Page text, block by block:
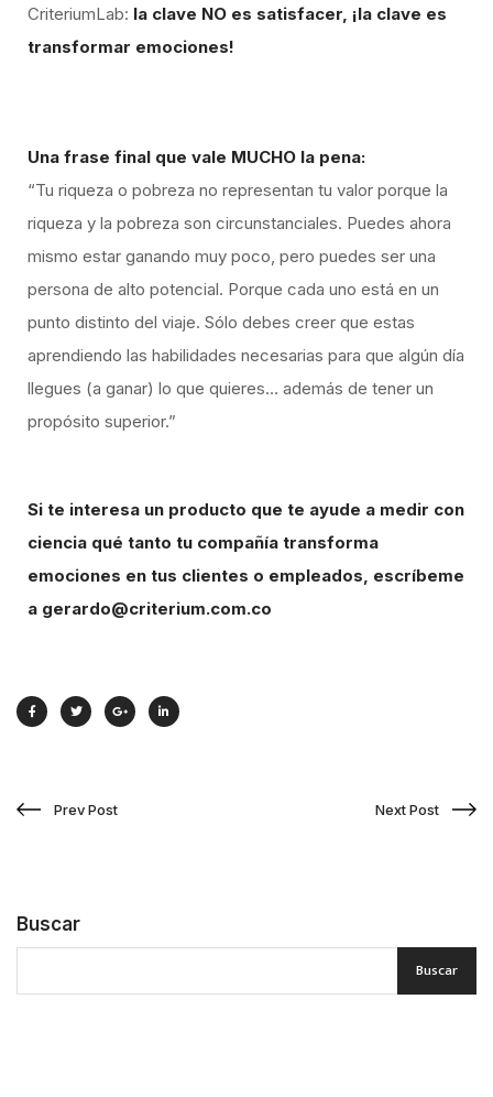
CriteriumLab: la clave NO es satisfacer, ¡la clave es
transformar emociones!
Una frase final que vale MUCHO la pena:
“Tu riqueza o pobreza no representan tu valor porque la
riqueza y la pobreza son circunstanciales. Puedes ahora
mismo estar ganando muy poco, pero puedes ser una
persona de alto potencial. Porque cada uno está en un
punto distinto del viaje. Sólo debes creer que estas
aprendiendo las habilidades necesarias para que algún día
llegues (a ganar) lo que quieres… además de tener un
propósito superior.”
Si te interesa un producto que te ayude a medir con
ciencia qué tanto tu compañía transforma
emociones en tus clientes o empleados, escríbeme
a gerardo@criterium.com.co
Prev Post Next Post
Buscar
Buscar